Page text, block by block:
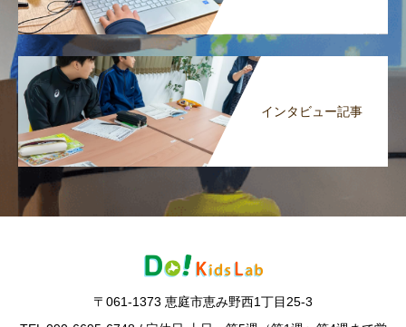
インタビュー記事
〒061-1373 恵庭市恵み野西1丁目25-3